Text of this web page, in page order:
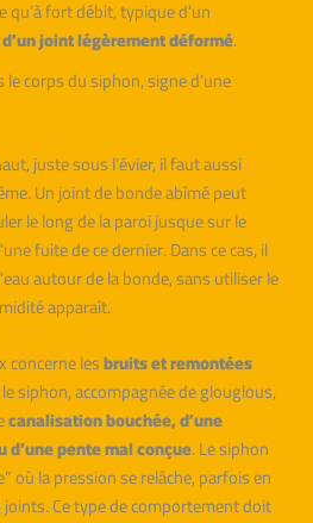
qu’à fort débit, typique d’un
joint légèrement déformé.
corps du siphon, signe d’une
juste sous l’évier, il faut aussi
Un joint de bonde abîmé peut
le long de la paroi jusque sur le
fuite de ce dernier. Dans ce cas, il
autour de la bonde, sans utiliser le
apparaît.
concerne lesbruits et remontées
siphon, accompagnée de glouglous,
canalisation bouchée, d’une
pente mal conçue. Le siphon
où la pression se relâche, parfois en
Ce type de comportement doit